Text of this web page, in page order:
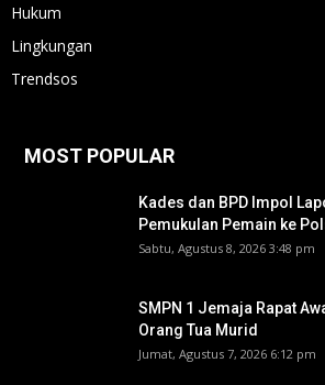
Hukum
Lingkungan
Trendsos
MOST POPULAR
Kades dan BPD Impol
Pemukulan Pemain ke
Sabtu, Agustus 8, 2026 3:48 pm
SMPN 1 Jemaja Rapat
Orang Tua Murid ‎
Jumat, Agustus 7, 2026 6:12 pm